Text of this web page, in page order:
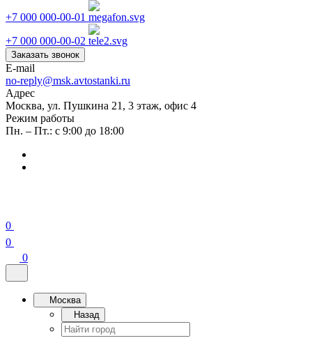
+7 000 000-00-01
+7 000 000-00-02
Заказать звонок
E-mail
no-reply@msk.avtostanki.ru
Адрес
Москва, ул. Пушкина 21, 3 этаж, офис 4
Режим работы
Пн. – Пт.: с 9:00 до 18:00
0
0
0
Москва
Назад